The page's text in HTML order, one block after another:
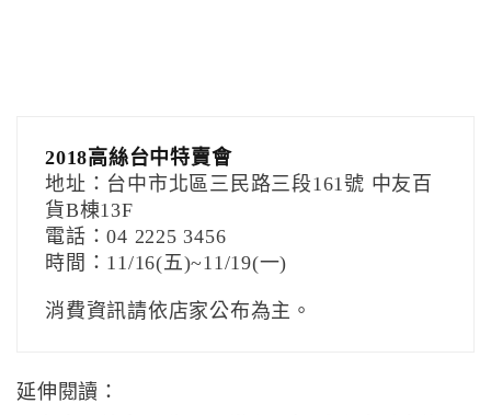
2018高絲台中特賣會
地址：台中市北區三民路三段161號 中友百
貨B棟13F
電話：04 2225 3456
時間：11/16(五)~11/19(一)
消費資訊請依店家公布為主。
延伸閱讀：